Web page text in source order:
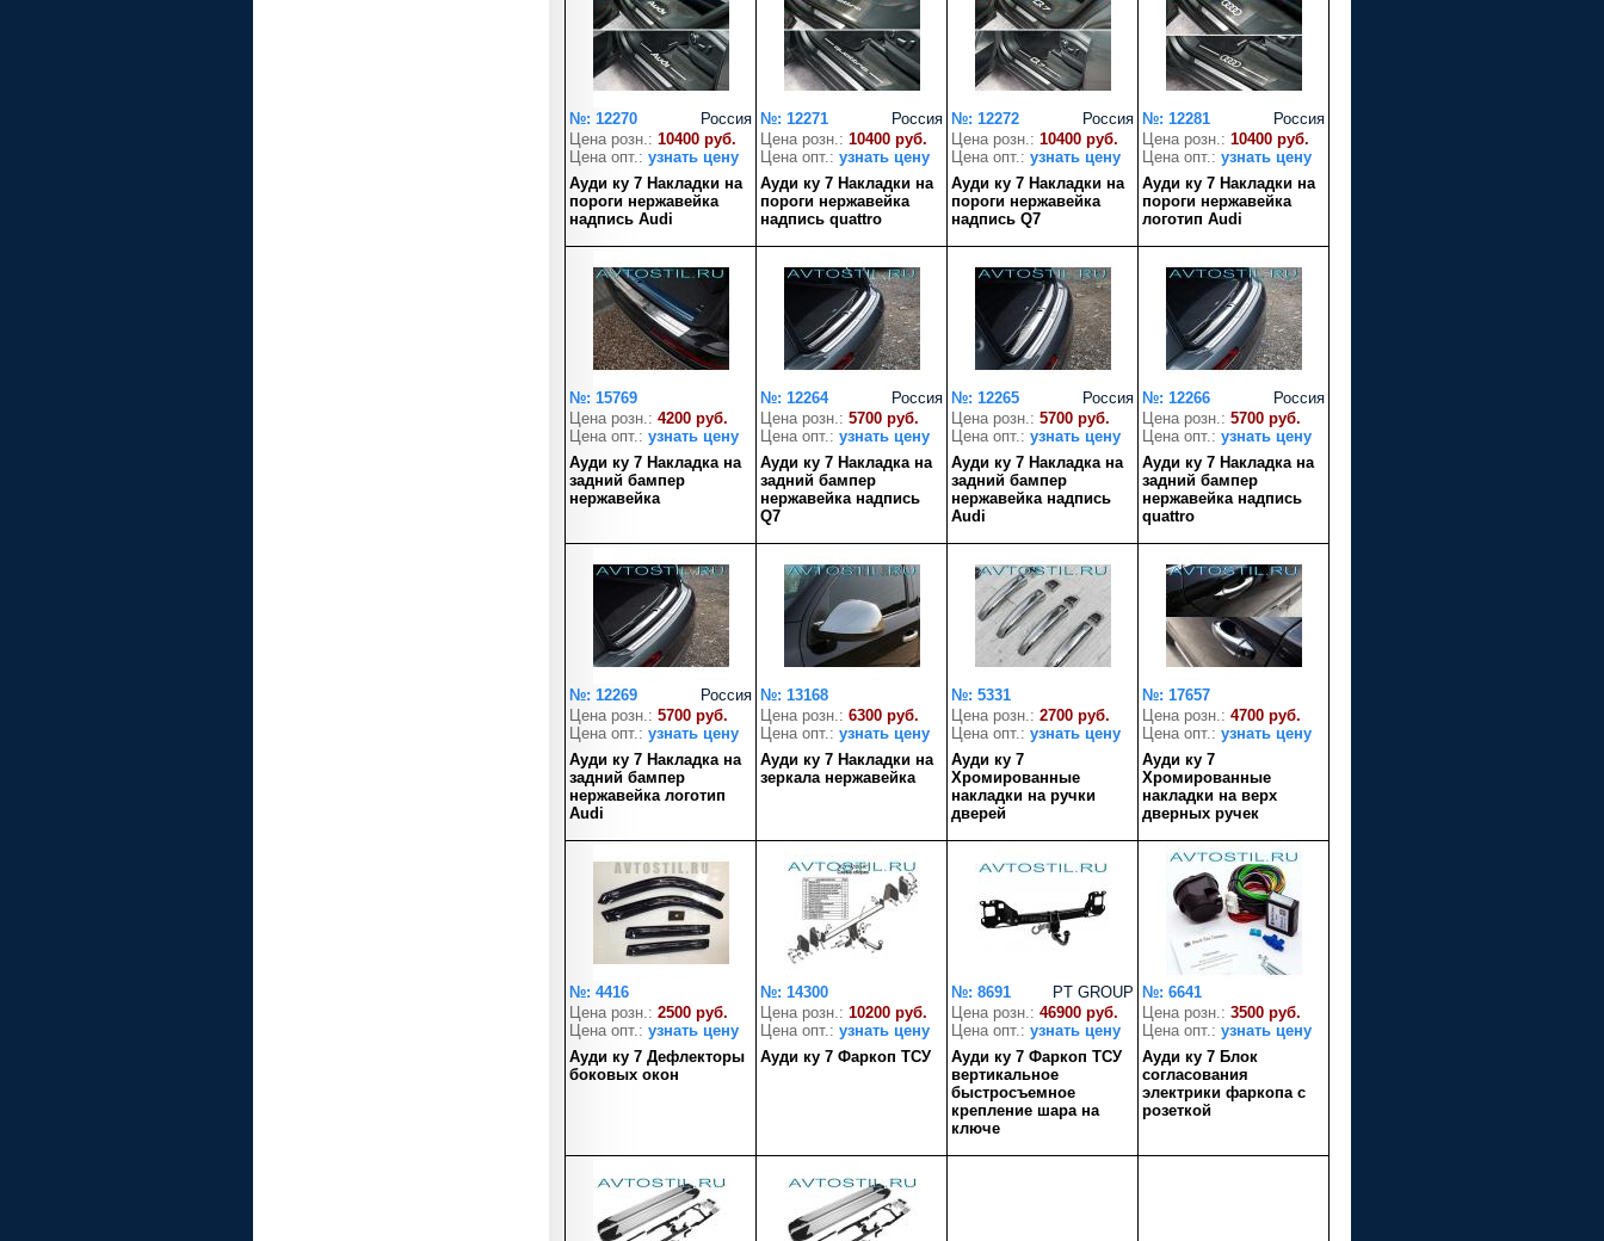
Россия
№: 12270
Цена розн.: 10400 руб.
Цена опт.: узнать цену
Ауди ку 7 Накладки на
пороги нержавейка
надпись Audi
Россия
№: 12271
Цена розн.: 10400 руб.
Цена опт.: узнать цену
Ауди ку 7 Накладки на
пороги нержавейка
надпись quattro
Россия
№: 12272
Цена розн.: 10400 руб.
Цена опт.: узнать цену
Ауди ку 7 Накладки на
пороги нержавейка
надпись Q7
Россия
№: 12281
Цена розн.: 10400 руб.
Цена опт.: узнать цену
Ауди ку 7 Накладки на
пороги нержавейка
логотип Audi
№: 15769
Цена розн.: 4200 руб.
Цена опт.: узнать цену
Ауди ку 7 Накладка на
задний бампер
нержавейка
Россия
№: 12264
Цена розн.: 5700 руб.
Цена опт.: узнать цену
Ауди ку 7 Накладка на
задний бампер
нержавейка надпись
Q7
Россия
№: 12265
Цена розн.: 5700 руб.
Цена опт.: узнать цену
Ауди ку 7 Накладка на
задний бампер
нержавейка надпись
Audi
Россия
№: 12266
Цена розн.: 5700 руб.
Цена опт.: узнать цену
Ауди ку 7 Накладка на
задний бампер
нержавейка надпись
quattro
Россия
№: 12269
Цена розн.: 5700 руб.
Цена опт.: узнать цену
Ауди ку 7 Накладка на
задний бампер
нержавейка логотип
Audi
№: 13168
Цена розн.: 6300 руб.
Цена опт.: узнать цену
Ауди ку 7 Накладки на
зеркала нержавейка
№: 5331
Цена розн.: 2700 руб.
Цена опт.: узнать цену
Ауди ку 7
Хромированные
накладки на ручки
дверей
№: 17657
Цена розн.: 4700 руб.
Цена опт.: узнать цену
Ауди ку 7
Хромированные
накладки на верх
дверных ручек
№: 4416
Цена розн.: 2500 руб.
Цена опт.: узнать цену
Ауди ку 7 Дефлекторы
боковых окон
№: 14300
Цена розн.: 10200 руб.
Цена опт.: узнать цену
Ауди ку 7 Фаркоп ТСУ
PT GROUP
№: 8691
Цена розн.: 46900 руб.
Цена опт.: узнать цену
Ауди ку 7 Фаркоп ТСУ
вертикальное
быстросъемное
крепление шара на
ключе
№: 6641
Цена розн.: 3500 руб.
Цена опт.: узнать цену
Ауди ку 7 Блок
согласования
электрики фаркопа с
розеткой